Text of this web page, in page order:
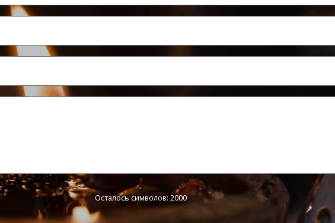
Осталось символов: 2000